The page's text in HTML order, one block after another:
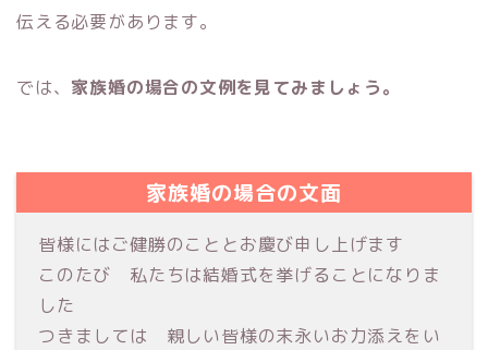
伝える必要があります。
では、 家族婚の場合の文例を見てみましょう。
家族婚の場合の文面
皆様にはご健勝のこととお慶び申し上げます
このたび 私たちは結婚式を挙げることになりま
した
つきましては 親しい皆様の末永いお力添えをい